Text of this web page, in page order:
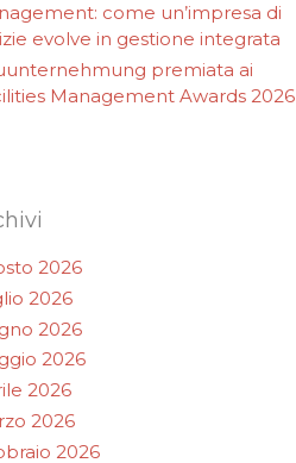
come un’impresa di
evolve in gestione integrata
premiata ai
Management Awards 2026
2026
2026
2026
2026
2026
2026
2026